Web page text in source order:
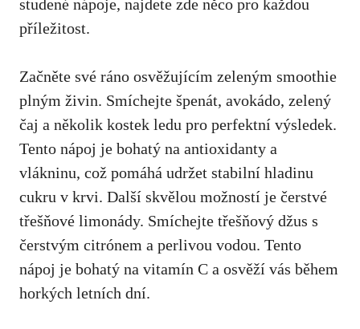
studené nápoje, najdete zde něco pro každou
příležitost.
Začněte své ⁤ráno osvěžujícím‍ zeleným smoothie
plným živin. Smíchejte ⁣špenát, avokádo, zelený
čaj a několik‌ kostek⁤ ledu pro ‍perfektní výsledek.
⁢Tento nápoj ⁤je bohatý na ‍antioxidanty ⁢a
vlákninu, což⁤ pomáhá udržet stabilní hladinu
cukru v⁤ krvi. Další skvělou ⁢možností‌ je čerstvé ​
třešňové limonády. Smíchejte třešňový džus s
čerstvým citrónem a ​perlivou ⁢vodou. Tento​
nápoj je bohatý na ​vitamín C⁤ a osvěží vás ‌během
horkých letních dní.